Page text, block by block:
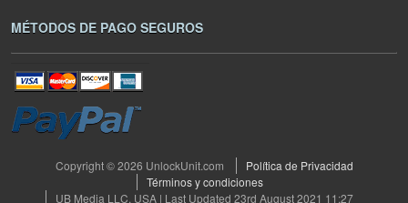
MÉTODOS DE PAGO SEGUROS
Copyright © 2026 UnlockUnit.com
Política de Privacidad
Términos y condiciones
UB Media LLC, USA | Last Updated 23rd August 2021 11:27